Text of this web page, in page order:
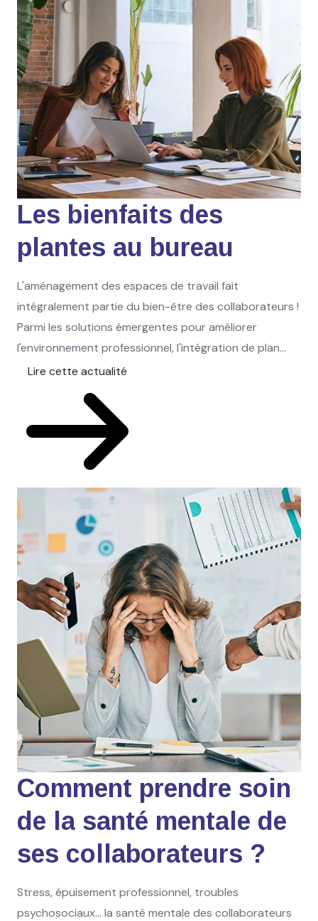
Les bienfaits des
plantes au bureau
L'aménagement des espaces de travail fait
intégralement partie du bien-être des collaborateurs !
Parmi les solutions émergentes pour améliorer
l'environnement professionnel, l'intégration de plan...
Lire cette actualité
Comment prendre soin
de la santé mentale de
ses collaborateurs ?
Stress, épuisement professionnel, troubles
psychosociaux… la santé mentale des collaborateurs